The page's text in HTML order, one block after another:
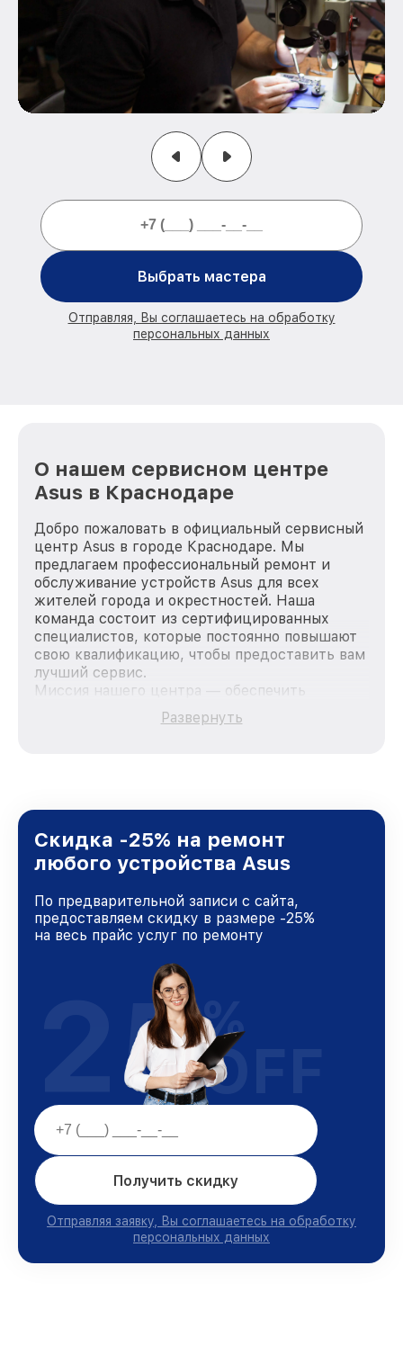
Выбрать мастера
Отправляя, Вы соглашаетесь на обработку
персональных данных
О нашем сервисном центре
Asus в Краснодаре
Добро пожаловать в официальный сервисный
центр Asus в городе Краснодаре. Мы
предлагаем профессиональный ремонт и
обслуживание устройств Asus для всех
жителей города и окрестностей. Наша
команда состоит из сертифицированных
специалистов, которые постоянно повышают
свою квалификацию, чтобы предоставить вам
лучший сервис.
Миссия нашего центра — обеспечить
качественный и доступный ремонт для
каждого пользователя продукции Asus, вне
Краснодаре, постоянно повышая уровень
доверия и лояльности наших клиентов.
Развернуть
Скидка -25% на ремонт
любого устройства Asus
По предварительной записи с сайта,
предоставляем скидку в размере -25%
на весь прайс услуг по ремонту
Получить скидку
Отправляя заявку, Вы соглашаетесь на обработку
персональных данных
25%
OFF